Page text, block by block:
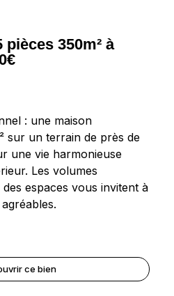
350m² à
: une maison
sur un terrain de près de
une vie harmonieuse
Les volumes
espaces vous invitent à
ce bien